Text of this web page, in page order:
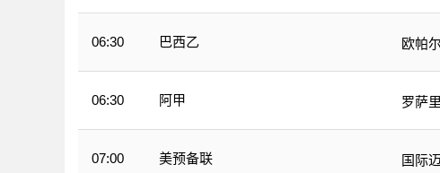
06:30 巴西乙 欧帕
06:30 阿甲 罗萨
07:00 美预备联 国际